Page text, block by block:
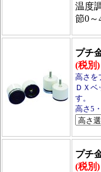
温度
節0
プチ
(税別)
高さを
ＤＸ
す。
高さ5
プチ
(税別)